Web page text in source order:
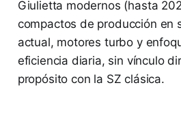
Giulietta modernos (hasta
compactos de producción en
actual, motores turbo y
eficiencia diaria, sin vínculo
propósito con la SZ clásica.